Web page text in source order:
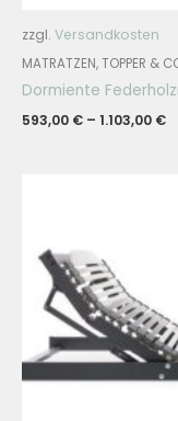
zzgl. Versandkosten
MATRATZEN, TOPPER &
Dormiente
593,00 € – 1.103,00 €